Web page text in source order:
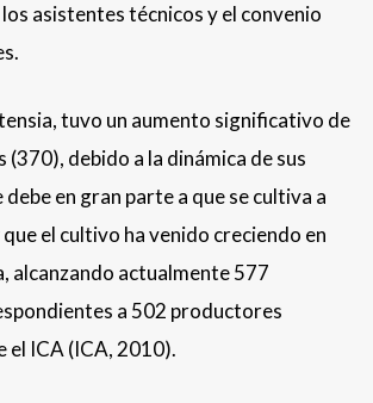
asistentes técnicos y el convenio
tuvo un aumento significativo de
debido a la dinámica de sus
debe en gran parte a que se cultiva a
el cultivo ha venido creciendo en
alcanzando actualmente 577
a 502 productores
ICA (ICA, 2010).